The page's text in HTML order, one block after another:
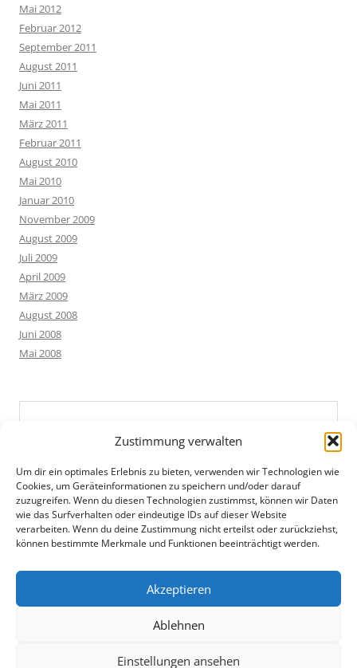
Zustimmung verwalten
Um dir ein optimales Erlebnis zu bieten, verwenden wir Technologien wie
Cookies, um Geräteinformationen zu speichern und/oder darauf
zuzugreifen. Wenn du diesen Technologien zustimmst, können wir Daten
wie das Surfverhalten oder eindeutige IDs auf dieser Website
verarbeiten. Wenn du deine Zustimmung nicht erteilst oder zurückziehst,
können bestimmte Merkmale und Funktionen beeinträchtigt werden.
Akzeptieren
Ablehnen
Einstellungen ansehen
Mai 2012
Februar 2012
September 2011
August 2011
Juni 2011
Mai 2011
März 2011
Februar 2011
August 2010
Mai 2010
Januar 2010
November 2009
August 2009
Juli 2009
April 2009
März 2009
August 2008
Juni 2008
Mai 2008